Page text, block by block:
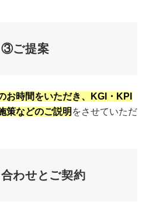
③ご提案
お時間をいただき、KGI・KPI
策などのご説明 をさせていただ
わせとご契約